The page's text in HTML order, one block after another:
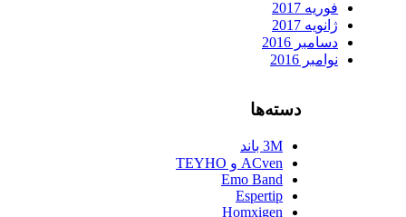
دسامبر 2016
ACven و TEYHO
Emo Band
Espertip
Homxigen